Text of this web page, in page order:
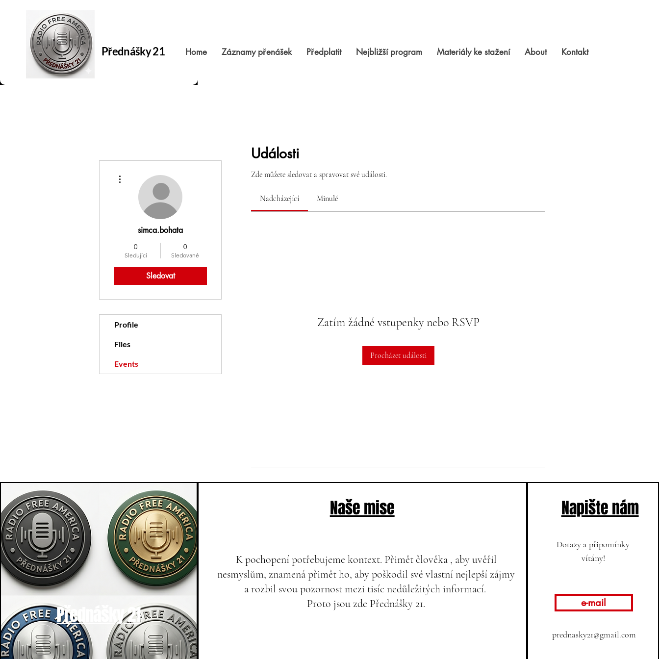
Přednášky 21 Home Záznamy přenášek Předplatit Nejbližší program Materiály ke stažení About Kontakt
Události
Zde můžete sledovat a spravovat své události.
Nadcházející Minulé
Zatím žádné vstupenky nebo RSVP
Procházet události
simca.bohata
0
Sledující
0
Sledované
Sledovat
Profile
Files
Events
Přednášky 21
Naše mise
K pochopení potřebujeme kontext. Přimět člověka , aby uvěřil
nesmyslům, znamená přimět ho, aby poškodil své vlastní nejlepší zájmy
a rozbil svou pozornost mezi tisíc nedůležitých informací.
Proto jsou zde Přednášky 21.
Napište nám
Dotazy a připomínky
vítány!
e-mail
prednasky21@gmail.com